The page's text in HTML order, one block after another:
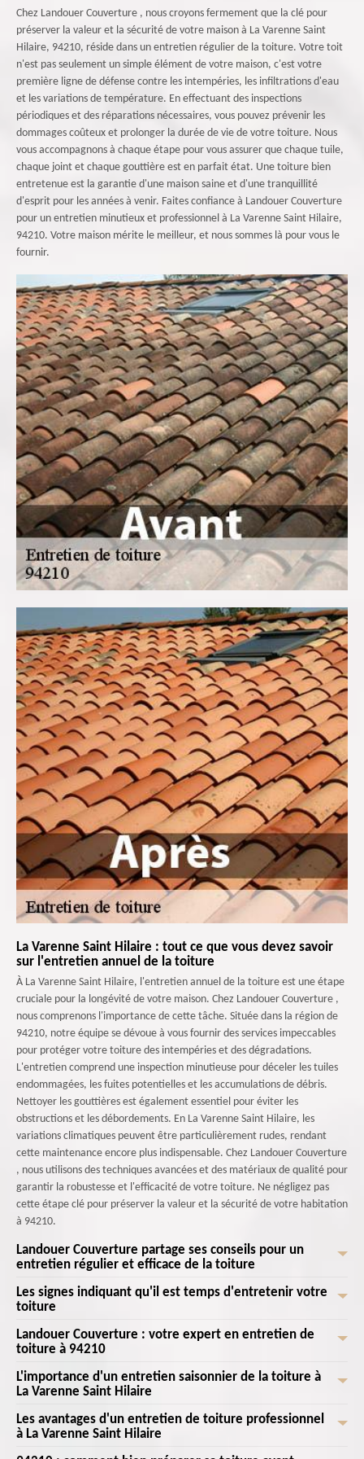
Chez Landouer Couverture , nous croyons fermement que la clé pour
préserver la valeur et la sécurité de votre maison à La Varenne Saint
Hilaire, 94210, réside dans un entretien régulier de la toiture. Votre toit
n'est pas seulement un simple élément de votre maison, c'est votre
première ligne de défense contre les intempéries, les infiltrations d'eau
et les variations de température. En effectuant des inspections
périodiques et des réparations nécessaires, vous pouvez prévenir les
dommages coûteux et prolonger la durée de vie de votre toiture. Nous
vous accompagnons à chaque étape pour vous assurer que chaque tuile,
chaque joint et chaque gouttière est en parfait état. Une toiture bien
entretenue est la garantie d'une maison saine et d'une tranquillité
d'esprit pour les années à venir. Faites confiance à Landouer Couverture
pour un entretien minutieux et professionnel à La Varenne Saint Hilaire,
94210. Votre maison mérite le meilleur, et nous sommes là pour vous le
fournir.
La Varenne Saint Hilaire : tout ce que vous devez savoir
sur l'entretien annuel de la toiture
À La Varenne Saint Hilaire, l'entretien annuel de la toiture est une étape
cruciale pour la longévité de votre maison. Chez Landouer Couverture ,
nous comprenons l'importance de cette tâche. Située dans la région de
94210, notre équipe se dévoue à vous fournir des services impeccables
pour protéger votre toiture des intempéries et des dégradations.
L'entretien comprend une inspection minutieuse pour déceler les tuiles
endommagées, les fuites potentielles et les accumulations de débris.
Nettoyer les gouttières est également essentiel pour éviter les
obstructions et les débordements. En La Varenne Saint Hilaire, les
variations climatiques peuvent être particulièrement rudes, rendant
cette maintenance encore plus indispensable. Chez Landouer Couverture
, nous utilisons des techniques avancées et des matériaux de qualité pour
garantir la robustesse et l'efficacité de votre toiture. Ne négligez pas
cette étape clé pour préserver la valeur et la sécurité de votre habitation
à 94210.
Landouer Couverture partage ses conseils pour un
entretien régulier et efficace de la toiture
Landouer Couverture est ravie de partager avec vous ses conseils pour
un entretien régulier et efficace de la toiture. Située au cœur de La
Varenne Saint Hilaire, Landouer Couverture comprend l'importance de
maintenir un toit en bon état pour la sécurité et le confort de votre
deux fois par an, de préférence au printemps et à l'automne. Nettoyez
les infiltrations d'eau. Pensez également à enlever les mousses et lichens
qui peuvent endommager les matériaux de couverture. Enfin, n'hésitez
Les signes indiquant qu'il est temps d'entretenir votre
toiture
En tant que propriétaire à La Varenne Saint Hilaire, 94210, il est crucial
de reconnaître les signes indiquant qu'il est temps d'entretenir votre
toiture. Une inspection visuelle régulière est essentielle. Si vous
remarquez des tuiles manquantes, des fissures ou des déformations, cela
taches d'humidité ou les moisissures à l'intérieur de votre maison sont
Landouer Couverture : votre expert en entretien de
toiture à 94210
Chez Landouer Couverture , nous comprenons l'importance d'une toiture
en bon état pour protéger votre maison et assurer votre confort. En tant
que votre expert en entretien de toiture à 94210, nous nous engageons
à offrir des services de qualité supérieure adaptés à vos besoins
L'importance d'un entretien saisonnier de la toiture à
La Varenne Saint Hilaire
Chez Landouer Couverture , nous comprenons l'importance cruciale d'un
entretien saisonnier de la toiture à La Varenne Saint Hilaire, 94210. La
Les avantages d'un entretien de toiture professionnel
à La Varenne Saint Hilaire